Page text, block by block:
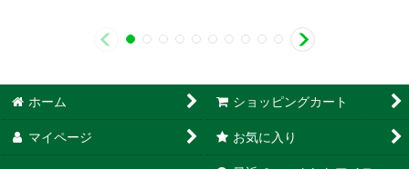
ホーム ショッピングカート
マイページ お気に入り